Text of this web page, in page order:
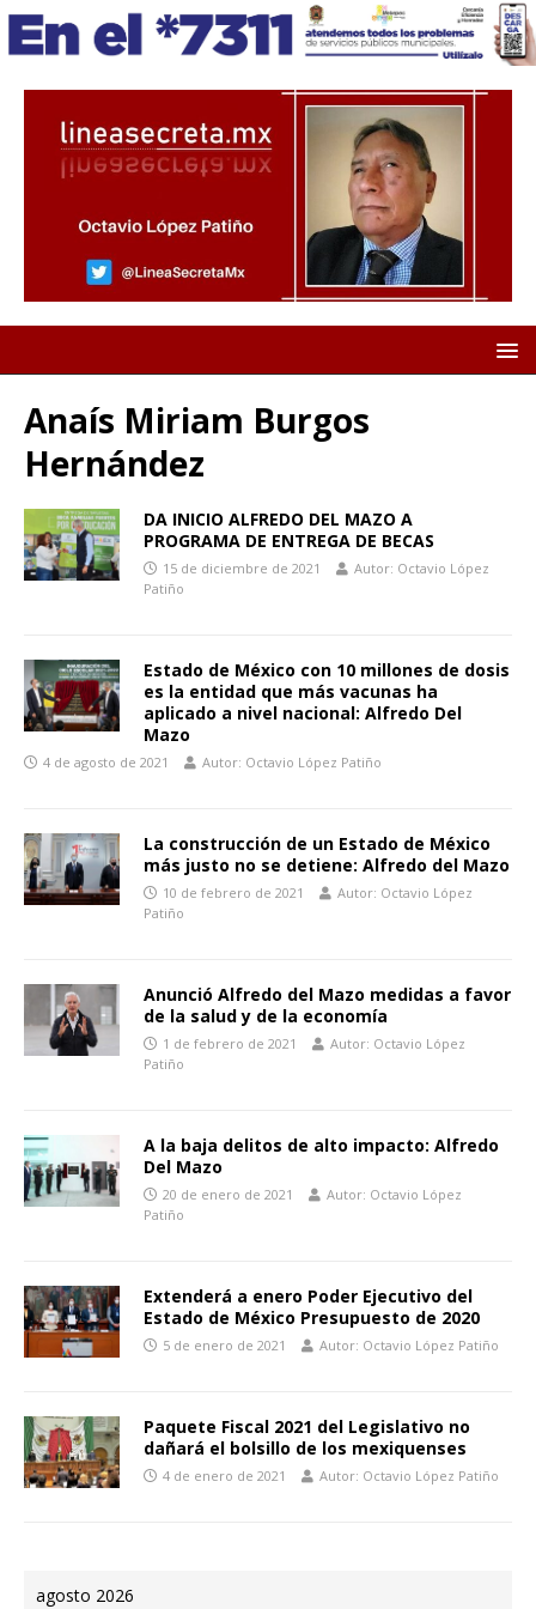
Anaís Miriam Burgos
Hernández
DA INICIO ALFREDO DEL MAZO A
PROGRAMA DE ENTREGA DE BECAS
15 de diciembre de 2021
Autor: Octavio López
Patiño
Estado de México con 10 millones de dosis
es la entidad que más vacunas ha
aplicado a nivel nacional: Alfredo Del
Mazo
4 de agosto de 2021 Autor: Octavio López Patiño
La construcción de un Estado de México
más justo no se detiene: Alfredo del Mazo
10 de febrero de 2021
Autor: Octavio López
Patiño
Anunció Alfredo del Mazo medidas a favor
de la salud y de la economía
1 de febrero de 2021
Autor: Octavio López
Patiño
A la baja delitos de alto impacto: Alfredo
Del Mazo
20 de enero de 2021
Autor: Octavio López
Patiño
Extenderá a enero Poder Ejecutivo del
Estado de México Presupuesto de 2020
5 de enero de 2021 Autor: Octavio López Patiño
Paquete Fiscal 2021 del Legislativo no
dañará el bolsillo de los mexiquenses
4 de enero de 2021 Autor: Octavio López Patiño
agosto 2026